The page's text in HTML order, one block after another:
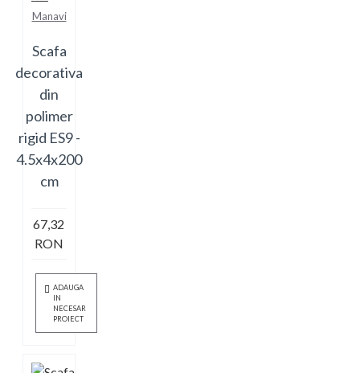
Manavi
Scafa
decorativa
din
polimer
rigid ES9 -
4.5x4x200
cm
67,32
RON
ADAUGA
IN
NECESAR
PROIECT